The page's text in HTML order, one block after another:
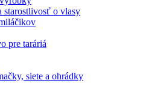
starostlivosť o vlasy
pre taráriá
siete a ohrádky